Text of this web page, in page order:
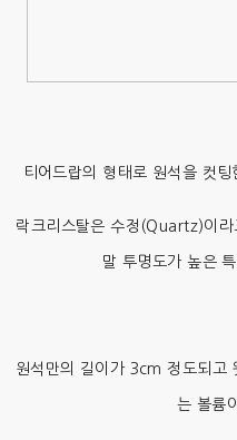
티어드랍의 형태로 원석을 컷
락크리스탈은 수정(Quartz)이라
말 투명도가 높은
원석만의 길이가 3cm 정도되고
는 볼륨